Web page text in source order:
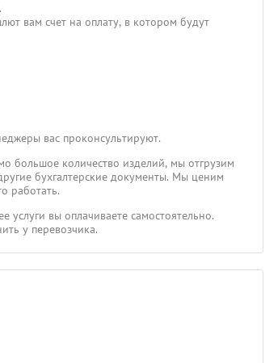
вам счет на оплату, в котором будут
вас проконсультируют.
большое количество изделий, мы отгрузим
бухгалтерские документы. Мы ценим
работать.
услуги вы оплачиваете самостоятельно.
у перевозчика.